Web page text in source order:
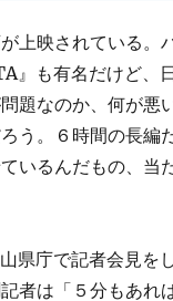
上映されている。
』も有名だけど、
題なのか、何が悪
う。６時間の長編
いるんだもの、当
県庁で記者会見を
者は「５分もあれ